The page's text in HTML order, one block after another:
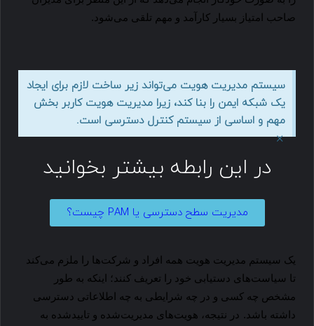
صاحب امتیاز بسیار کارآمد و مهم تلقی می‌شود.
سیستم مدیریت هویت می‌تواند زیر ساخت‌ لازم برای ایجاد
یک شبکه ایمن را بنا کند، زیرا مدیریت هویت کاربر بخش
مهم و اساسی از سیستم کنترل دسترسی است.
×
در این رابطه بیشتر بخوانید
مدیریت سطح دسترسی یا PAM چیست؟
یک سیستم مدیریت هویت همه افراد و شرکت‌ها را ملزم می‌کند
تا سیاست‌های دستیابی خود را تعریف کنند؛ اینکه به طور
مشخص چه کسی و در چه شرایطی به چه اطلاعاتی دسترسی
داشته باشد. در نتیجه، هویت‌های مدیریت‌شده و تاییدشده به